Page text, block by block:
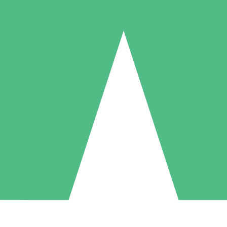
Packs de Crédits Individuels
à l'utilisation avec des crédits de téléchargement. Sans engagement
5 Téléchargements
US$